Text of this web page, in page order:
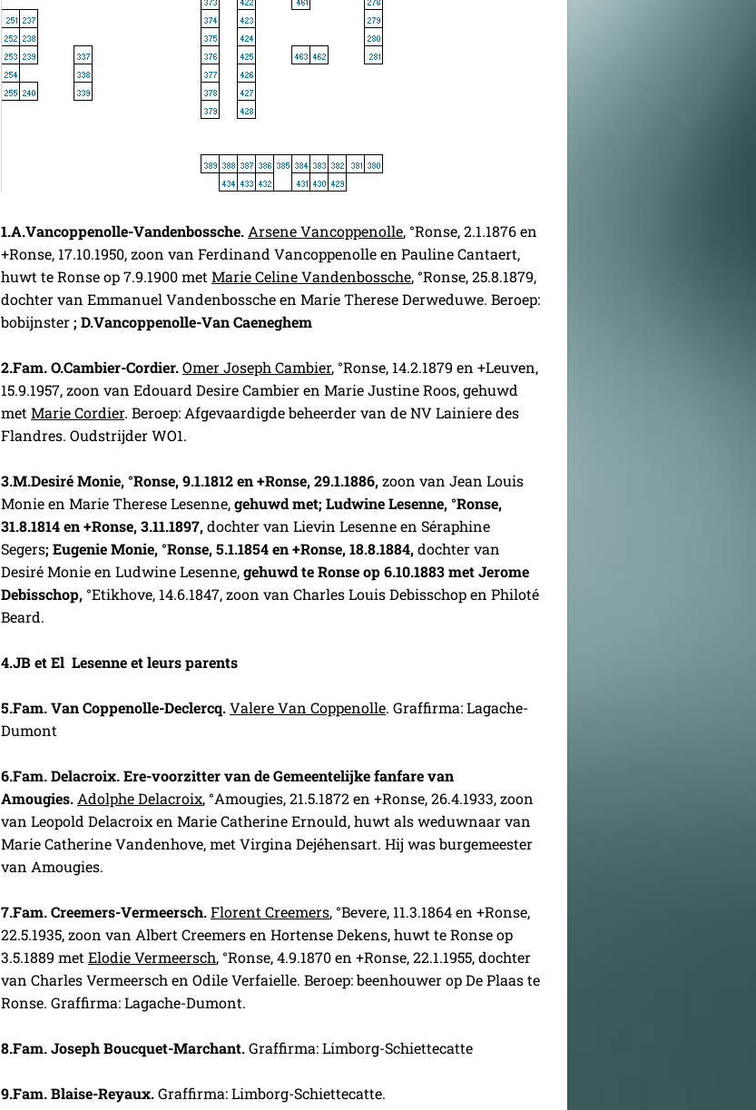
1.A.Vancoppenolle-Vandenbossche. Arsene Vancoppenolle, °Ronse, 2.1.1876 en
+Ronse, 17.10.1950, zoon van Ferdinand Vancoppenolle en Pauline Cantaert,
huwt te Ronse op 7.9.1900 met Marie Celine Vandenbossche, °Ronse, 25.8.1879,
dochter van Emmanuel Vandenbossche en Marie Therese Derweduwe. Beroep:
bobijnster; D.Vancoppenolle-Van Caeneghem
2.Fam. O.Cambier-Cordier.Omer Joseph Cambier, °Ronse, 14.2.1879 en +Leuven,
15.9.1957, zoon van Edouard Desire Cambier en Marie Justine Roos, gehuwd
met Marie Cordier. Beroep: Afgevaardigde beheerder van de NV Lainiere des
Flandres. Oudstrijder WO1.
3.M.Desiré Monie, °Ronse, 9.1.1812 en +Ronse, 29.1.1886,zoon van Jean Louis
Monie en Marie Therese Lesenne,gehuwd met; Ludwine Lesenne, °Ronse,
31.8.1814 en +Ronse, 3.11.1897,dochter van Lievin Lesenne en Séraphine
Segers; Eugenie Monie, °Ronse, 5.1.1854 en +Ronse, 18.8.1884,dochter van
Desiré Monie en Ludwine Lesenne,gehuwdte Ronse op 6.10.1883met Jerome
Debisschop, °Etikhove, 14.6.1847, zoon van Charles Louis Debisschop en Philoté
Beard.
4.JB et El Lesenne et leurs parents
5.Fam. Van Coppenolle-Declercq.Valere Van Coppenolle. Graffirma: Lagache-
Dumont
6.Fam. Delacroix. Ere-voorzitter van de Gemeentelijke fanfare van
Amougies. Adolphe Delacroix, °Amougies, 21.5.1872 en +Ronse, 26.4.1933, zoon
van Leopold Delacroix en Marie Catherine Ernould, huwt als weduwnaar van
Marie Catherine Vandenhove, met Virgina Dejéhensart. Hij was burgemeester
van Amougies.
7.Fam. Creemers-Vermeersch.Florent Creemers, °Bevere, 11.3.1864 en +Ronse,
22.5.1935, zoon van Albert Creemers en Hortense Dekens, huwt te Ronse op
3.5.1889 met Elodie Vermeersch, °Ronse, 4.9.1870 en +Ronse, 22.1.1955, dochter
van Charles Vermeersch en Odile Verfaielle. Beroep: beenhouwer op De Plaas te
Ronse. Graffirma: Lagache-Dumont.
8.Fam. Joseph Boucquet-Marchant.Graffirma: Limborg-Schiettecatte
9.Fam. Blaise-Reyaux.Graffirma: Limborg-Schiettecatte.